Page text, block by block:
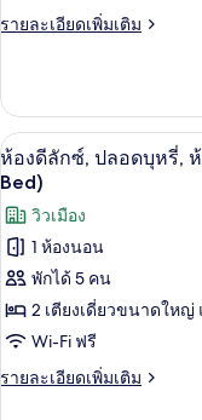
Two
บุหรี่
(on
High
Floor,
3
Guests
with
Sofa
Bed)
รายละเอียดเพิ่มเติม
ราย
เกี่ยว
กับ
ห้อง
ซู
เรีย
ทวิ
น,
ปลอด
บุหรี่
High
Floor,
3
เปิด
ภาพถ่าย
ทั้งหมด
ของ
ห้อง
ดี
ลัก
ซ์,
5
ห้องดีลักซ์, ปลอดบุหรี่,
Bed)
วิวเมือง
1 ห้องนอน
พักได้ 5 คน
2 เตียงเดี่ยวขนาดให
Wi-Fi ฟรี
รายละเอียดเพิ่มเติม
ราย